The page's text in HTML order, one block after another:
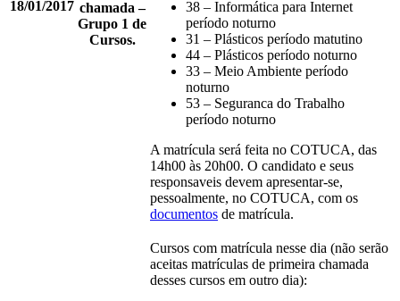
18/01/2017 chamada –
Grupo 1 de
Cursos.
38 – Informática para Internet
período noturno
31 – Plásticos período matutino
44 – Plásticos período noturno
33 – Meio Ambiente período
noturno
53 – Seguranca do Trabalho
período noturno
A matrícula será feita no COTUCA, das
14h00 às 20h00. O candidato e seus
responsaveis devem apresentar-se,
pessoalmente, no COTUCA, com os
documentos de matrícula.
Cursos com matrícula nesse dia (não serão
aceitas matrículas de primeira chamada
desses cursos em outro dia):